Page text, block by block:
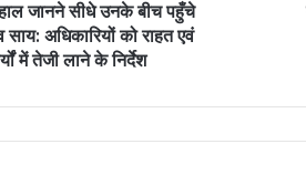
हाल जानने सीधे उनके बीच पहुँचे
अधिकारियों को राहत एवं
में तेजी लाने के निर्देश